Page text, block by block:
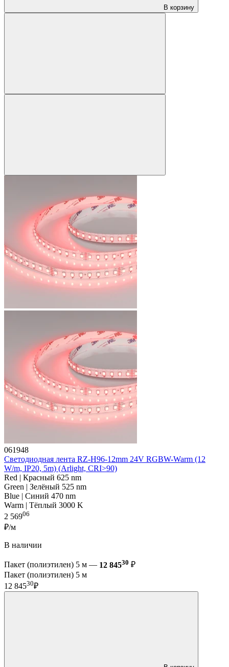
В корзину
061948
Светодиодная лента RZ-H96-12mm 24V RGBW-Warm (12
W/m, IP20, 5m) (Arlight, CRI>90)
Red | Красный 625 nm
Green | Зелёный 525 nm
Blue | Синий 470 nm
Warm | Тёплый 3000 K
2 56906
₽/м
В наличии
Пакет (полиэтилен) 5 м — 12 84530 ₽
Пакет (полиэтилен) 5 м
12 84530₽